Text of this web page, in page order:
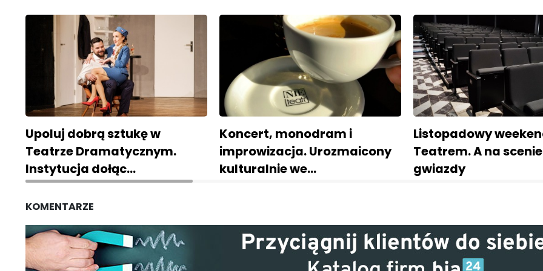
Upoluj dobrą sztukę w
Teatrze Dramatycznym.
Instytucja dołąc…
Koncert, monodram i
improwizacja. Urozmaicony
kulturalnie we…
Listopadowy
Teatrem. A na
gwiazdy
KOMENTARZE